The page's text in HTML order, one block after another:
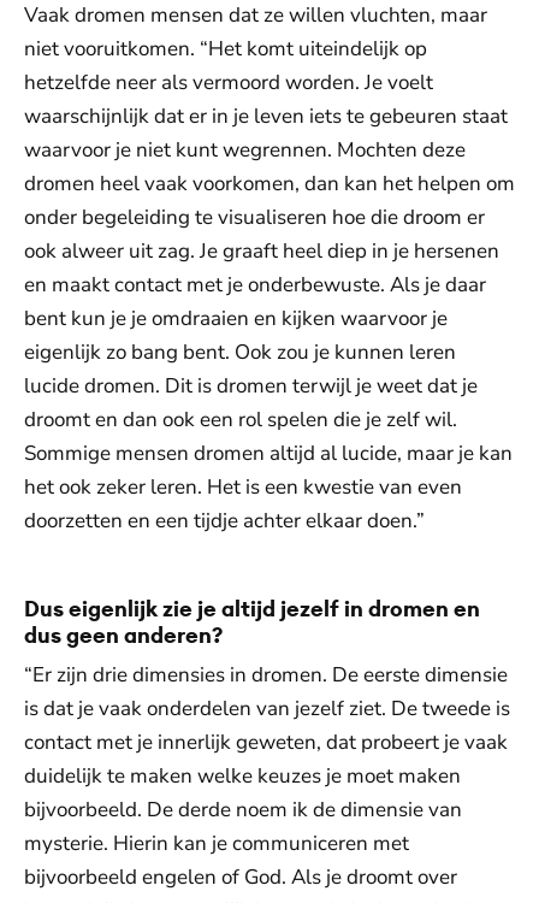
Vaak dromen mensen dat ze willen vluchten, maar
niet vooruitkomen. “Het komt uiteindelijk op
hetzelfde neer als vermoord worden. Je voelt
waarschijnlijk dat er in je leven iets te gebeuren staat
waarvoor je niet kunt wegrennen. Mochten deze
dromen heel vaak voorkomen, dan kan het helpen om
onder begeleiding te visualiseren hoe die droom er
ook alweer uit zag. Je graaft heel diep in je hersenen
en maakt contact met je onderbewuste. Als je daar
bent kun je je omdraaien en kijken waarvoor je
eigenlijk zo bang bent. Ook zou je kunnen leren
lucide dromen. Dit is dromen terwijl je weet dat je
droomt en dan ook een rol spelen die je zelf wil.
Sommige mensen dromen altijd al lucide, maar je kan
het ook zeker leren. Het is een kwestie van even
doorzetten en een tijdje achter elkaar doen.”
Dus eigenlijk zie je altijd jezelf in dromen en
dus geen anderen?
“Er zijn drie dimensies in dromen. De eerste dimensie
is dat je vaak onderdelen van jezelf ziet. De tweede is
contact met je innerlijk geweten, dat probeert je vaak
duidelijk te maken welke keuzes je moet maken
bijvoorbeeld. De derde noem ik de dimensie van
mysterie. Hierin kan je communiceren met
bijvoorbeeld engelen of God. Als je droomt over